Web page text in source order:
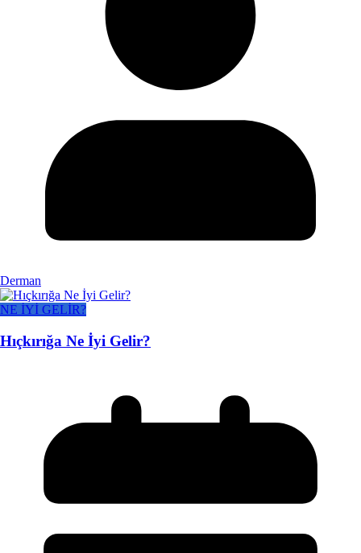
Derman
NE İYİ GELİR?
Hıçkırığa Ne İyi Gelir?